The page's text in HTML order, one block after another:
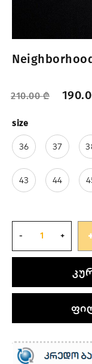
210.00₾
size
36 37
43 44